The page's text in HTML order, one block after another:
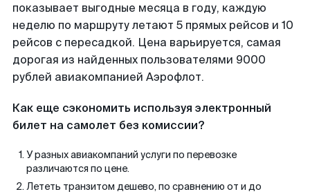
показывает выгодные месяца в году, каждую
неделю по маршруту летают 5 прямых рейсов и 10
рейсов с пересадкой. Цена варьируется, самая
дорогая из найденных пользователями 9000
рублей авиакомпанией Аэрофлот.
Как еще сэкономить используя электронный
билет на самолет без комиссии?
У разных авиакомпаний услуги по перевозке
различаются по цене.
Лететь транзитом дешево, по сравнению от и до